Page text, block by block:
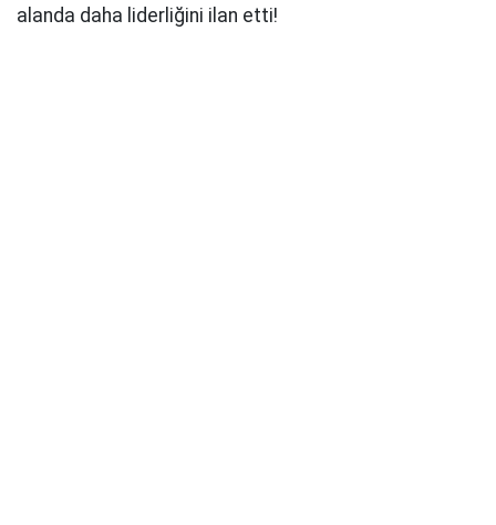
alanda daha liderliğini ilan etti!